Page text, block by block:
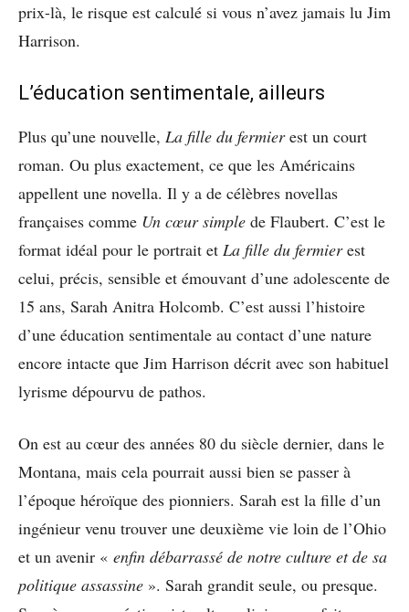
prix-là, le risque est calculé si vous n’avez jamais lu Jim
Harrison.
L’éducation sentimentale, ailleurs
Plus qu’une nouvelle, La fille du fermierest un court
roman. Ou plus exactement, ce que les Américains
appellent une novella. Il y a de célèbres novellas
françaises comme Un cœur simple de Flaubert. C’est le
format idéal pour le portrait et La fille du fermierest
celui, précis, sensible et émouvant d’une adolescente de
15 ans, Sarah Anitra Holcomb. C’est aussi l’histoire
d’une éducation sentimentale au contact d’une nature
encore intacte que Jim Harrison décrit avec son habituel
lyrisme dépourvu de pathos.
On est au cœur des années 80 du siècle dernier, dans le
Montana, mais cela pourrait aussi bien se passer à
l’époque héroïque des pionniers. Sarah est la fille d’un
ingénieur venu trouver une deuxième vie loin de l’Ohio
et un avenir « enfin débarrassé de notre culture et de sa
politique assassine ». Sarah grandit seule, ou presque.